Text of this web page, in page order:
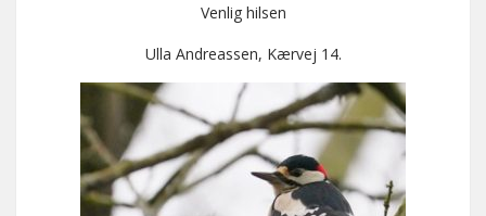
Venlig hilsen
Ulla Andreassen, Kærvej 14.